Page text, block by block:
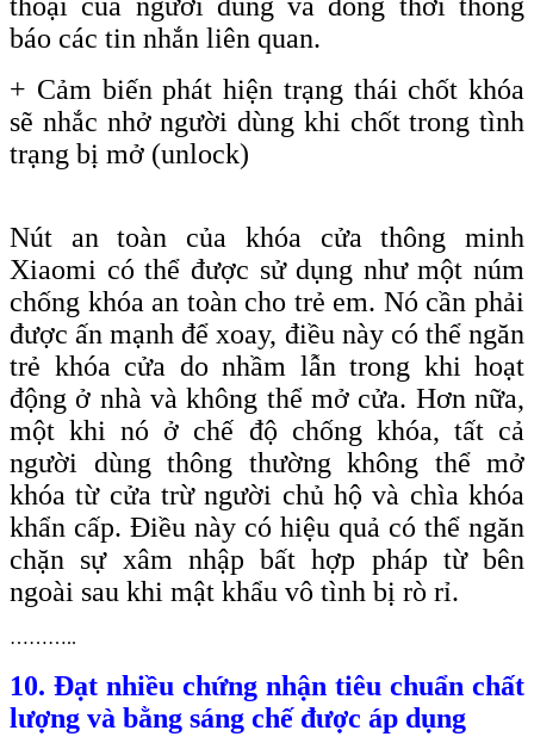
báo các tin nhắn liên quan.
+ Cảm biến phát hiện trạng thái chốt khóa
sẽ nhắc nhở người dùng khi chốt trong tình
trạng bị mở (unlock)
Nút an toàn của khóa cửa thông minh
Xiaomi có thể được sử dụng như một núm
chống khóa an toàn cho trẻ em. Nó cần phải
được ấn mạnh để xoay, điều này có thể ngăn
trẻ khóa cửa do nhầm lẫn trong khi hoạt
động ở nhà và không thể mở cửa. Hơn nữa,
một khi nó ở chế độ chống khóa, tất cả
người dùng thông thường không thể mở
khóa từ cửa trừ người chủ hộ và chìa khóa
khẩn cấp. Điều này có hiệu quả có thể ngăn
chặn sự xâm nhập bất hợp pháp từ bên
ngoài sau khi mật khẩu vô tình bị rò rỉ.
………..
10. Đạt nhiều chứng nhận tiêu chuẩn chất
lượng và bằng sáng chế được áp dụng